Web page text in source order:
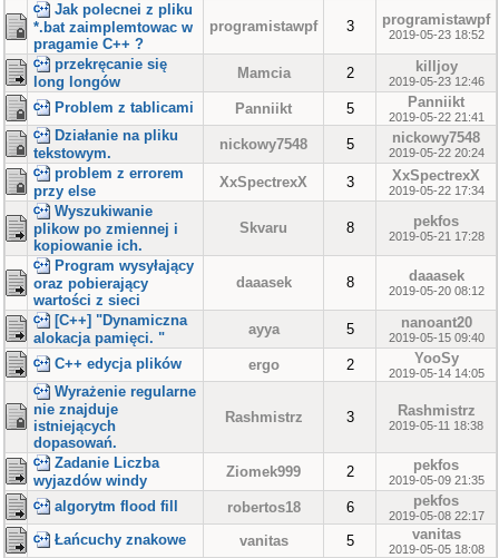
Jak polecnei z pliku
*.bat zaimplemtowac w
pragamie C++ ?
programistawpf 3 programistawpf
2019-05-23 18:52
przekręcanie się
long longów
Mamcia 2 killjoy
2019-05-23 12:46
Problem z tablicami Panniikt 5 Panniikt
2019-05-22 21:41
Działanie na pliku
tekstowym.
nickowy7548 5 nickowy7548
2019-05-22 20:24
problem z errorem
przy else
XxSpectrexX 3 XxSpectrexX
2019-05-22 17:34
Wyszukiwanie
plikow po zmiennej i
kopiowanie ich.
Skvaru 8 pekfos
2019-05-21 17:28
Program wysyłający
oraz pobierający
wartości z sieci
daaasek 8 daaasek
2019-05-20 08:12
[C++] "Dynamiczna
alokacja pamięci. "
ayya 5 nanoant20
2019-05-15 09:40
C++ edycja plików ergo 2 YooSy
2019-05-14 14:05
Wyrażenie regularne
nie znajduje
istniejących
dopasowań.
Rashmistrz 3 Rashmistrz
2019-05-11 18:38
Zadanie Liczba
wyjazdów windy
Ziomek999 2 pekfos
2019-05-09 21:35
algorytm flood fill robertos18 6 pekfos
2019-05-08 22:17
Łańcuchy znakowe vanitas 5 vanitas
2019-05-05 18:08